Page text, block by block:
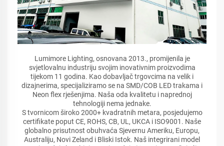
Lumimore Lighting, osnovana 2013., promijenila je
svjetlovalnu industriju svojim inovativnim proizvodima
tijekom 11 godina. Kao dobavljač trgovcima na velik i
dizajnerima, specijaliziramo se na SMD/COB LED trakama i
Neon flex rješenjima. Naša oda kvalitetu i naprednoj
tehnologiji nema jednake.
S tvornicom široko 2000+ kvadratnih metara, posjedujemo
certifikate poput CE, ROHS, CB, UL, UKCA i ISO9001. Naše
globalno prisutnost obuhvaća Sjevernu Ameriku, Europu,
Australiju, Novi Zeland i Bliski Istok. Naš integrirani model